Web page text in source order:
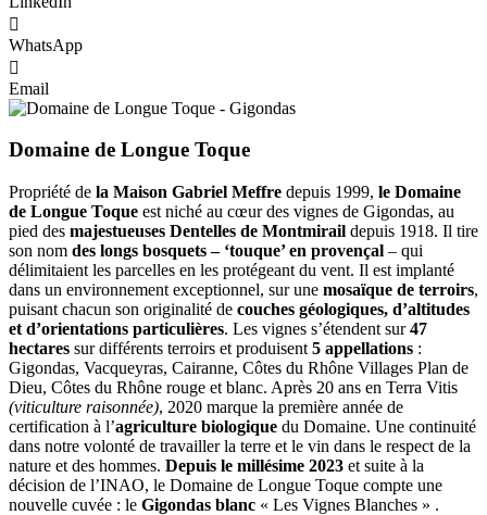
WhatsApp
Email
Domaine de Longue Toque
Propriété de la Maison Gabriel Meffre depuis 1999, le Domaine
de Longue Toque est niché au cœur des vignes de Gigondas, au
pied des majestueuses Dentelles de Montmirail depuis 1918. Il tire
son nom des longs bosquets – ‘touque’ en provençal – qui
délimitaient les parcelles en les protégeant du vent. Il est implanté
dans un environnement exceptionnel, sur une mosaïque de terroirs,
puisant chacun son originalité de couches géologiques, d’altitudes
et d’orientations particulières. Les vignes s’étendent sur47
hectares sur différents terroirs et produisent 5 appellations :
Gigondas, Vacqueyras, Cairanne, Côtes du Rhône Villages Plan de
Dieu, Côtes du Rhône rouge et blanc. Après 20 ans en Terra Vitis
(viticulture raisonnée), 2020 marque la première année de
certification à l’agriculture biologique du Domaine. Une continuité
dans notre volonté de travailler la terre et le vin dans le respect de la
nature et des hommes. Depuis le millésime 2023 et suite à la
décision de l’INAO, le Domaine de Longue Toque compte une
nouvelle cuvée : le Gigondas blanc « Les Vignes Blanches » .